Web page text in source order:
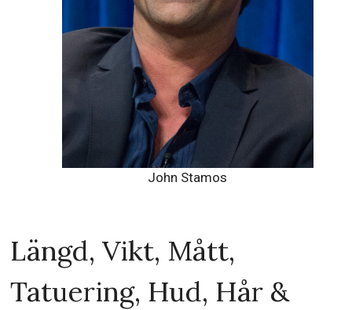
John Stamos
Längd, Vikt, Mått,
Tatuering, Hud, Hår &